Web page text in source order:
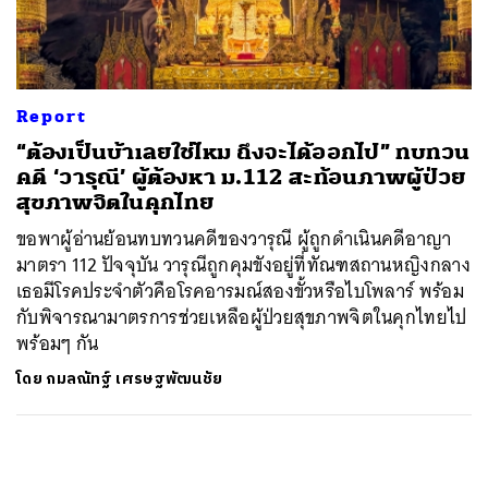
Report
“ต้องเป็นบ้าเลยใช่ไหม ถึงจะได้ออกไป” ทบทวน
คดี ‘วารุณี’ ผู้ต้องหา ม.112 สะท้อนภาพผู้ป่วย
สุขภาพจิตในคุกไทย
ขอพาผู้อ่านย้อนทบทวนคดีของวารุณี ผู้ถูกดำเนินคดีอาญา
มาตรา 112 ปัจจุบัน วารุณีถูกคุมขังอยู่ที่ทัณฑสถานหญิงกลาง
เธอมีโรคประจำตัวคือโรคอารมณ์สองขั้วหรือไบโพลาร์ พร้อม
กับพิจารณามาตรการช่วยเหลือผู้ป่วยสุขภาพจิตในคุกไทยไป
พร้อมๆ กัน
โดย กมลณัทฐ์ เศรษฐพัฒนชัย
ค้นหา